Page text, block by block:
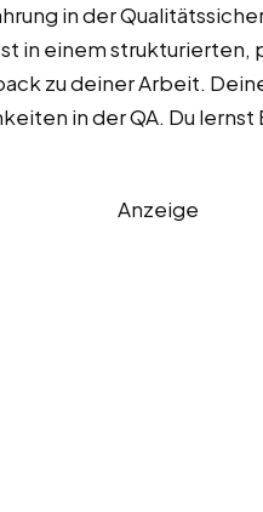
in der
in einem strukturierten,
zu deiner Arbeit.
in der QA. Du
Anzeige